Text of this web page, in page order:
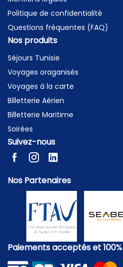
Politique de confidentialité
Questions fréquentes (FAQ)
Nos produits
Séjours Tunisie
Voyages oraganisés
Voyages à la carte
Billetterie Aérien
Billetterie Maritime
Soirées
Suivez-nous
Nos Partenaires
Paiements acceptés et